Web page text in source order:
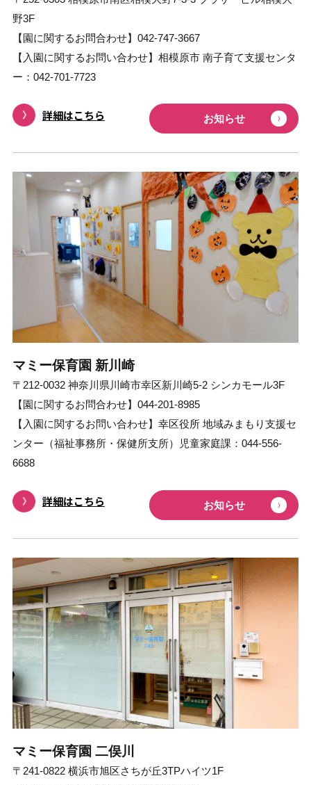
野3F
【園に関するお問合わせ】042-747-3667
【入園に関するお問い合わせ】相模原市 南子育て支援センタ
ー：042-701-7723
詳細はこちら お知らせ
マミー保育園 新川崎
〒212-0032 神奈川県川崎市幸区新川崎5-2 シンカモール3F
【園に関するお問合わせ】044-201-8985
【入園に関するお問い合わせ】幸区役所 地域みまもり支援セ
ンター（福祉事務所・保健所支所）児童家庭課：044-556-
6688
詳細はこちら お知らせ
マミー保育園 ⼆俣川
〒241-0822 横浜市旭区さちが丘3TPハイツ1F